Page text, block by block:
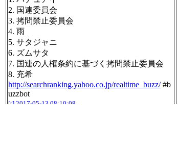
2. 国連委員会
3. 拷問禁止委員会
4. 雨
5. サタジャニ
6. ズムサタ
7. 国連の人権条約に基づく拷問禁止委員会
8. 充希
http://searchranking.yahoo.co.jp/realtime_buzz/#b
uzzbot
[t] 2017-05-13 08:10:08